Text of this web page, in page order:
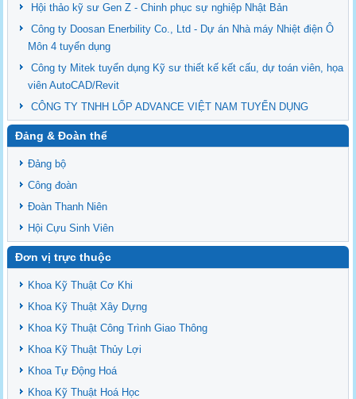
Hội thảo kỹ sư Gen Z - Chinh phục sự nghiệp Nhật Bản
Công ty Doosan Enerbility Co., Ltd - Dự án Nhà máy Nhiệt điện Ô
Môn 4 tuyển dụng
Công ty Mitek tuyển dụng Kỹ sư thiết kế kết cấu, dự toán viên, họa
viên AutoCAD/Revit
CÔNG TY TNHH LỐP ADVANCE VIỆT NAM TUYỂN DỤNG
Đảng & Đoàn thể
Đảng bộ
Công đoàn
Đoàn Thanh Niên
Hội Cựu Sinh Viên
Đơn vị trực thuộc
Khoa Kỹ Thuật Cơ Khi
Khoa Kỹ Thuật Xây Dựng
Khoa Kỹ Thuật Công Trình Giao Thông
Khoa Kỹ Thuật Thủy Lợi
Khoa Tự Động Hoá
Khoa Kỹ Thuật Hoá Học